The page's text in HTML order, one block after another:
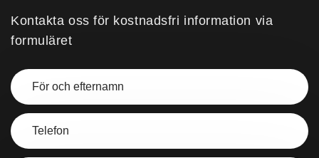
Kontakta oss för kostnadsfri information via
formuläret